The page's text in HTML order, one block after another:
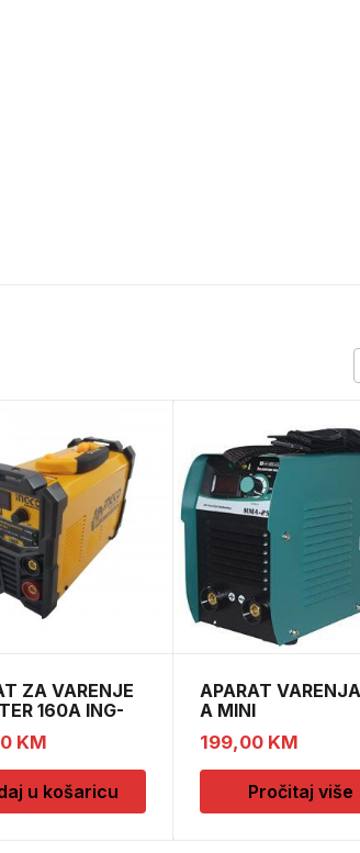
ZA VARENJE
160A ING-
INGCO
KM
u košaricu
APARAT
A MINI
199,00 KM
Pročitaj više